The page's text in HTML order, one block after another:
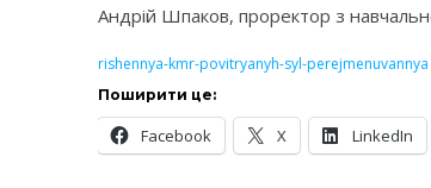
Андрій Шпаков, проректор з
rishennya-kmr-povitryanyh-syl-perejmenuvannya
Поширити це:
Facebook X LinkedIn